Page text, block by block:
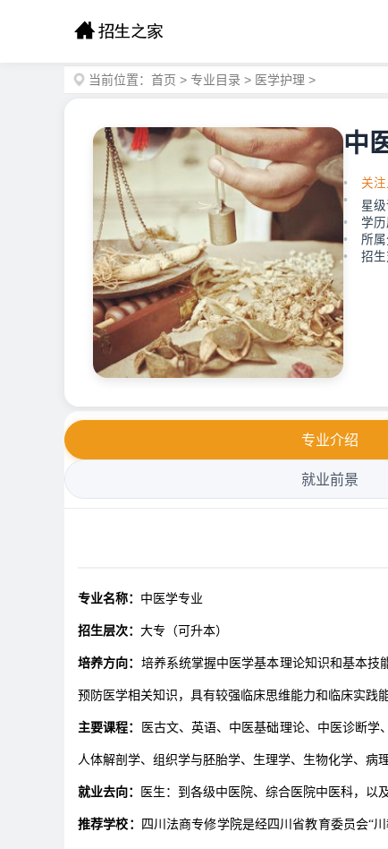
当前位置： 首页 > 专业目录 > 医学护理 >
中
关注
星级
学
所
招
专业介绍
就业前景
专业名称： 中医学专业
招生层次： 大专（可升本）
培养方向： 培养系统掌握中医学基本理论知识和基本
预防医学相关知识，具有较强临床思维能力和临床实践
主要课程： 医古文、英语、中医基础理论、中医诊断
人体解剖学、组织学与胚胎学、生理学、生物化学、病
就业去向： 医生：到各级中医院、综合医院中医科，以
推荐学校： 四川法商专修学院是经四川省教育委员会“